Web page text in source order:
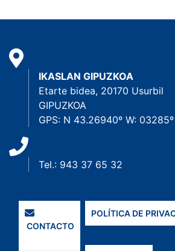
IKASLAN GIPUZKOA
Etarte bidea, 20170 Usurbil
GIPUZKOA
GPS: N 43.26940º W: 03285º
Tel.: 943 37 65 32
CONTACTO
POLÍTICA DE